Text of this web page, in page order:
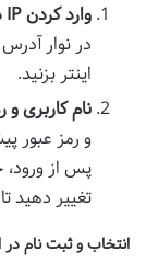
وارد کردن IP در مرورگر:
در نوار
اینتر بزنید.
نام کاربری
و رمز عبور
پس از ورود،
تغییر دهید
انتخاب و ثبت نام